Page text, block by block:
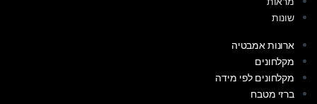
שונות
ארונות אמבטיה
מקלחונים
מקלחונים לפי מידה
ברזי מטבח